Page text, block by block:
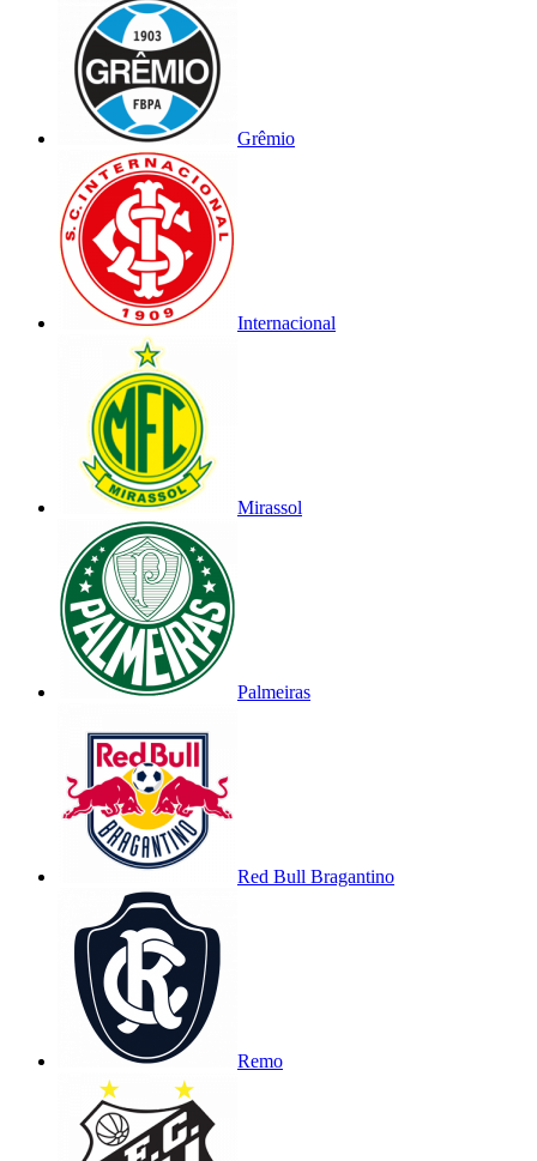
Grêmio
Internacional
Mirassol
Palmeiras
Red Bull Bragantino
Remo